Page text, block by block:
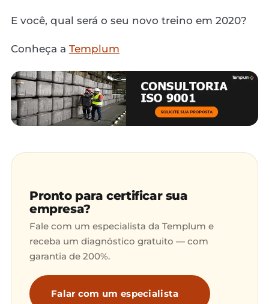
E você, qual será o seu novo treino em 2020?
Conheça a Templum
Pronto para certificar sua
empresa?
Fale com um especialista da Templum e
receba um diagnóstico gratuito — com
garantia de 200%.
Falar com um especialista